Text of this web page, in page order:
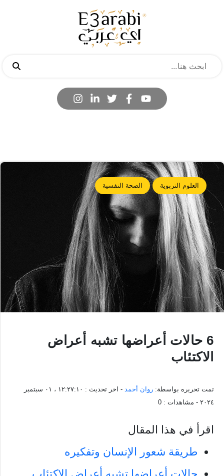
العلوم التربوية الصحة النفسية
6 حالات أعراضها تشبه أعراض
الاكتئاب
تمت تحريره بواسطة: روان أحمد - اخر تحديث :
١٢:٢٧:١٠ ، ٠١ سبتمبر
٢٠٢٤ - مشاهدات : 0
اقرأ في هذا المقال
طريقة شعور الإنسان وتفكيره